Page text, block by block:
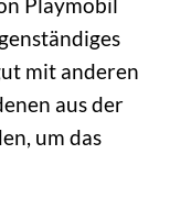
mit anderen
aus der
um das